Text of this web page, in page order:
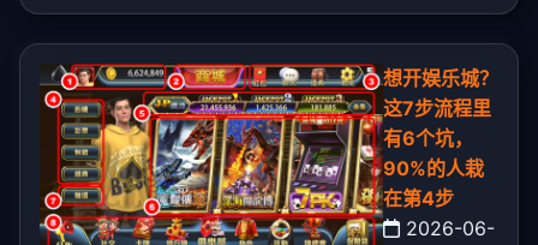
想开娱乐城？
这7步流程里
有6个坑，
90%的人栽
在第4步
2026-06-